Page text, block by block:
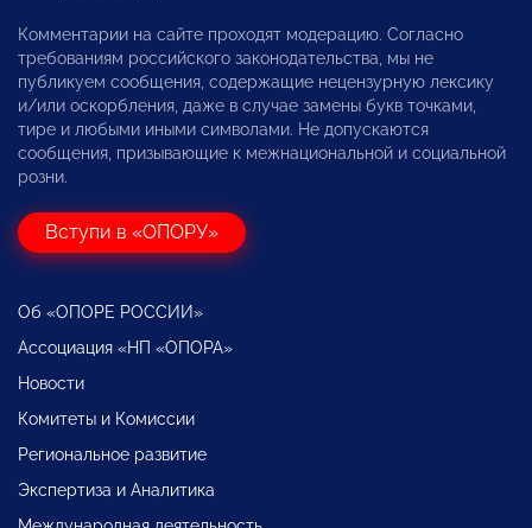
Комментарии на сайте проходят модерацию. Согласно
требованиям российского законодательства, мы не
публикуем сообщения, содержащие нецензурную лексику
и/или оскорбления, даже в случае замены букв точками,
тире и любыми иными символами. Не допускаются
сообщения, призывающие к межнациональной и социальной
розни.
Вступи в «ОПОРУ»
Об «ОПОРЕ РОССИИ»
Ассоциация «НП «ОПОРА»
Новости
Комитеты и Комиссии
Региональное развитие
Экспертиза и Аналитика